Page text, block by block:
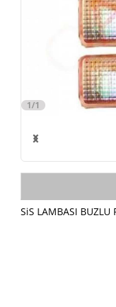
1/1
SiS LAMBASI